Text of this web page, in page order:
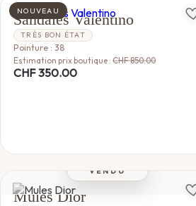
NOUVEAU
VALENTINO
Sandales Valentino
TRÈS BON ÉTAT
Pointure : 38
Estimation prix boutique : CHF850.00
CHF350.00
VENDU
DIOR
Mules Dior